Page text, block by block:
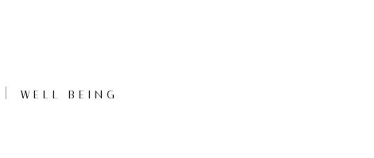
WELL BEING